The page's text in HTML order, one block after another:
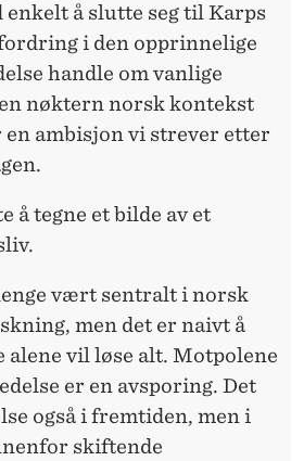
å slutte seg til Karps
i den opprinnelige
handle om vanlige
nøktern norsk kontekst
ambisjon vi strever etter
å tegne et bilde av et
vært sentralt i norsk
men det er naivt å
alene vil løse alt. Motpolene
er en avsporing. Det
også i fremtiden, men i
skiftende